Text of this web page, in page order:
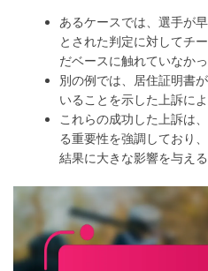
あるケースでは、選手が
とされた判定に対してチ
だベースに触れていなか
別の例では、居住証明書
いることを示した上訴に
これらの成功した上訴は
る重要性を強調しており
結果に大きな影響を与え